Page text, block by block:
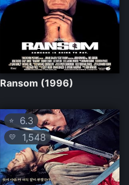
Ransom (1996)
⭐ 6.3
💛 1,548